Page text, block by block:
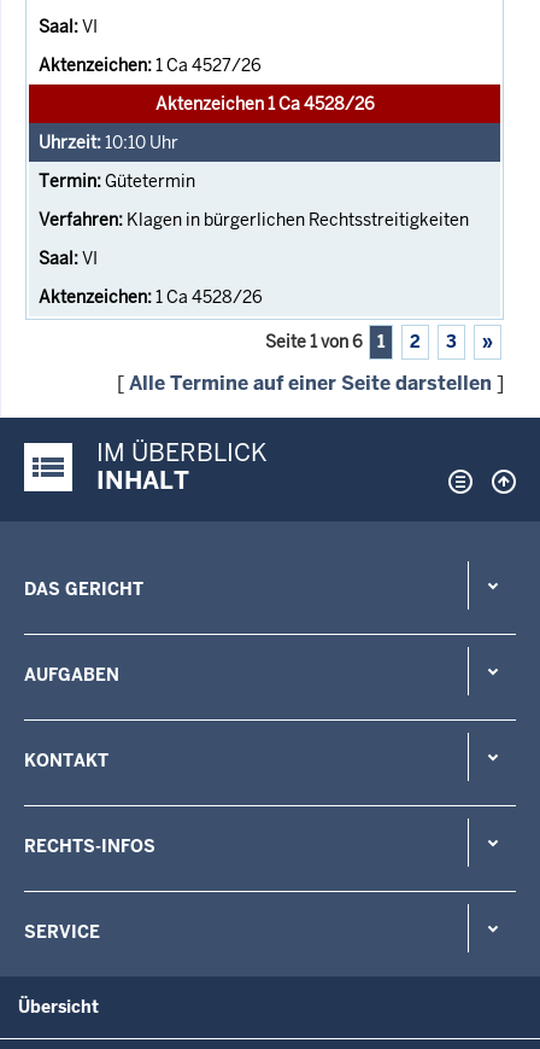
VI
1 Ca 4527/26
Aktenzeichen 1 Ca 4528/26
10:10 Uhr
Gütetermin
Klagen in bürgerlichen Rechtsstreitigkeiten
VI
1 Ca 4528/26
Seite 1 von 6 1 2 3 »
[Alle Termine auf einer Seite darstellen ]
Justiz-Portal im Überblick:
IM ÜBERBLICK
INHALT
DAS GERICHT
AUFGABEN
KONTAKT
RECHTS-INFOS
SERVICE
Übersicht